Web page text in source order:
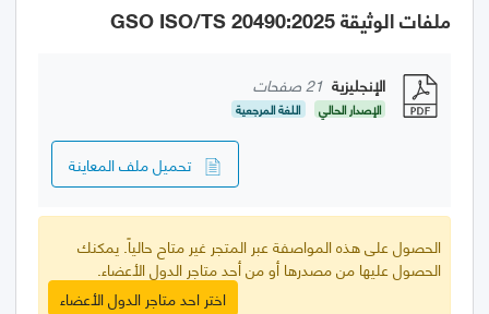
ملفات الوثيقة GSO ISO/TS 20490:2025
الإنجليزية 21 صفحات
الإصدار الحالي اللغة المرجعية
تحميل ملف المعاينة
الحصول على هذه المواصفة عبر المتجر غير متاح حالياً. يمكنك
الحصول عليها من مصدرها أو من أحد متاجر الدول الأعضاء.
اختر احد متاجر الدول الأعضاء